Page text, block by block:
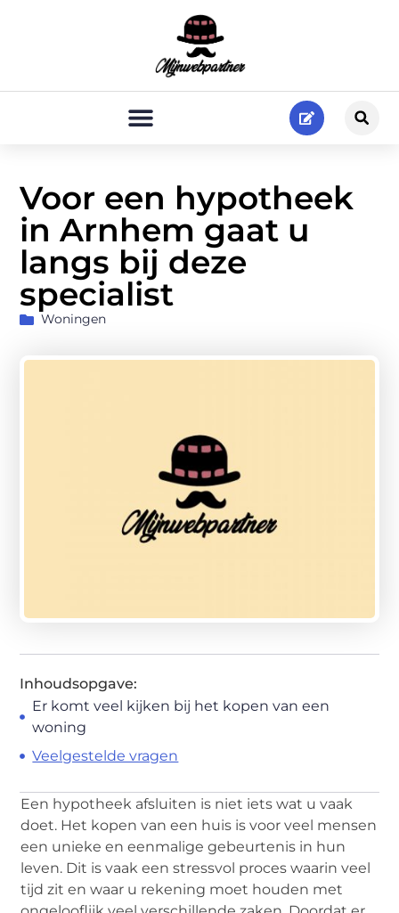
Voor een hypotheek
in Arnhem gaat u
langs bij deze
specialist
Woningen
Inhoudsopgave:
Er komt veel kijken bij het kopen van een
woning
Veelgestelde vragen
Een hypotheek afsluiten is niet iets wat u vaak
doet. Het kopen van een huis is voor veel mensen
een unieke en eenmalige gebeurtenis in hun
leven. Dit is vaak een stressvol proces waarin veel
tijd zit en waar u rekening moet houden met